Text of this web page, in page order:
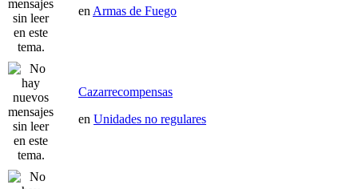
en Armas de Fuego
Cazarrecompensas
en Unidades no regulares